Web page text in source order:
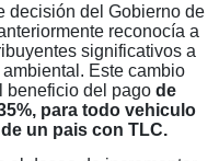
decisión del Gobierno de
reconocía a
significativos a
Este cambio
beneficio del pago de
para todo vehiculo
un pais con TLC.